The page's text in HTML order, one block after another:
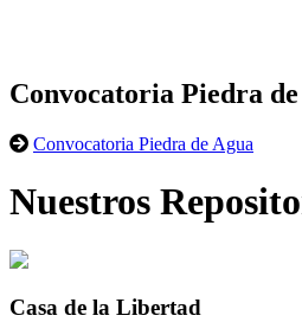
Convocatoria Piedra
Convocatoria Piedra de Agua
Nuestros
Casa de la Libertad